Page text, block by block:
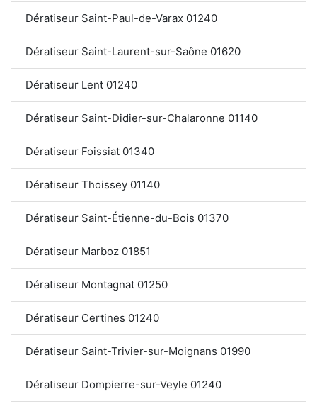
Dératiseur Saint-Paul-de-Varax 01240
Dératiseur Saint-Laurent-sur-Saône 01620
Dératiseur Lent 01240
Dératiseur Saint-Didier-sur-Chalaronne 01140
Dératiseur Foissiat 01340
Dératiseur Thoissey 01140
Dératiseur Saint-Étienne-du-Bois 01370
Dératiseur Marboz 01851
Dératiseur Montagnat 01250
Dératiseur Certines 01240
Dératiseur Saint-Trivier-sur-Moignans 01990
Dératiseur Dompierre-sur-Veyle 01240